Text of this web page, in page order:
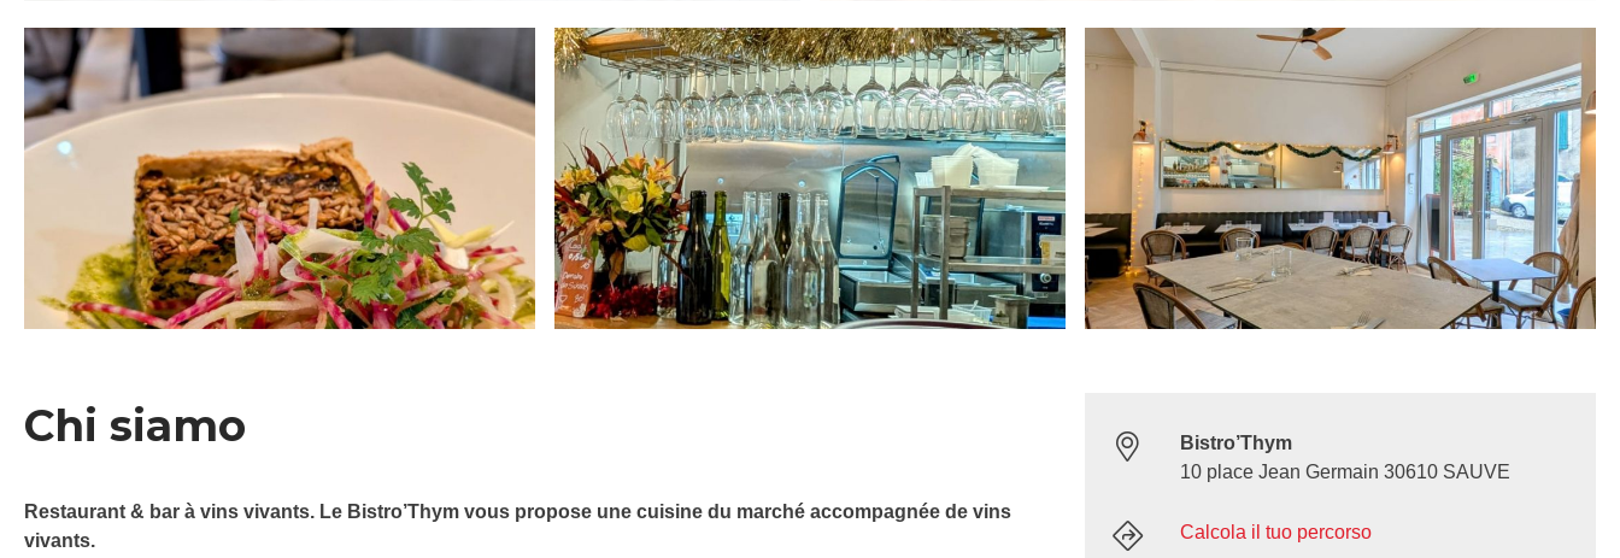
Chi siamo
Restaurant & bar à vins vivants. Le Bistro’Thym vous propose une cuisine du marché accompagnée de vins
vivants.
Bistro’Thym
10 place Jean Germain 30610 SAUVE
Calcola il tuo percorso